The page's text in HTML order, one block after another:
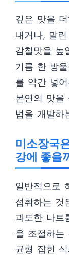
깊은 맛을
내거나, 말
감칠맛을 높
기름 한 방
를 약간 넣
본연의 맛을
법을 개발하
미소장국
강에 좋을
일반적으로
섭취하는 것
과도한 나트
을 조절하는
균형 잡힌